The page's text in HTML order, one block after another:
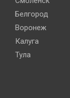
Белгород
Воронеж
Калуга
Тула